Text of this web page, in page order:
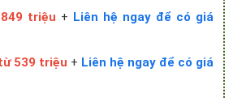
triệu + Liên hệ ngay để có giá
539 triệu + Liên hệ ngay để có giá